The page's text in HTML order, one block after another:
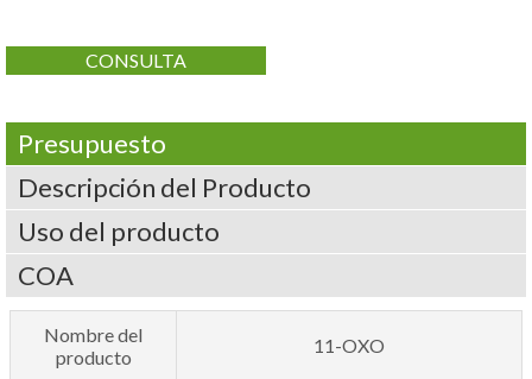
CONSULTA
Presupuesto
Descripción del Producto
Uso del producto
COA
Nombre del
producto
11-OXO